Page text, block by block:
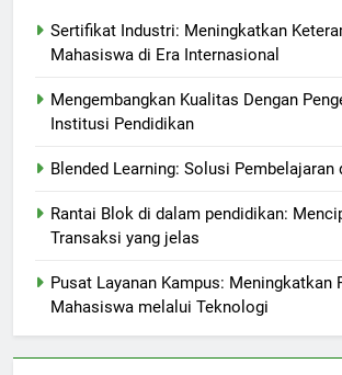
Sertifikat Industri: Meningkatkan
Mahasiswa di Era Internasional
Mengembangkan Kualitas Dengan
Institusi Pendidikan
Blended Learning: Solusi Pembelajaran
Rantai Blok di dalam pendidikan:
Transaksi yang jelas
Pusat Layanan Kampus: Meningkatkan
Mahasiswa melalui Teknologi